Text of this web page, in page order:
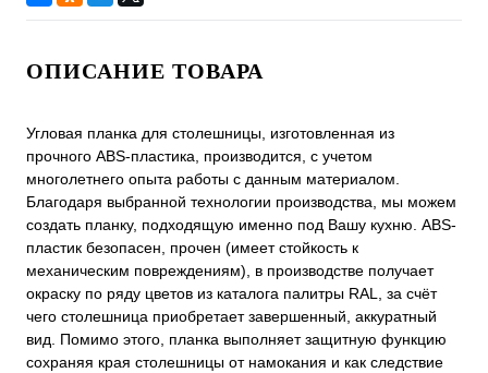
ОПИСАНИЕ ТОВАРА
Угловая планка для столешницы, изготовленная из
прочного ABS-пластика, производится, с учетом
многолетнего опыта работы с данным материалом.
Благодаря выбранной технологии производства, мы можем
создать планку, подходящую именно под Вашу кухню. ABS-
пластик безопасен, прочен (имеет стойкость к
механическим повреждениям), в производстве получает
окраску по ряду цветов из каталога палитры RAL, за счёт
чего столешница приобретает завершенный, аккуратный
вид. Помимо этого, планка выполняет защитную функцию
сохраняя края столешницы от намокания и как следствие